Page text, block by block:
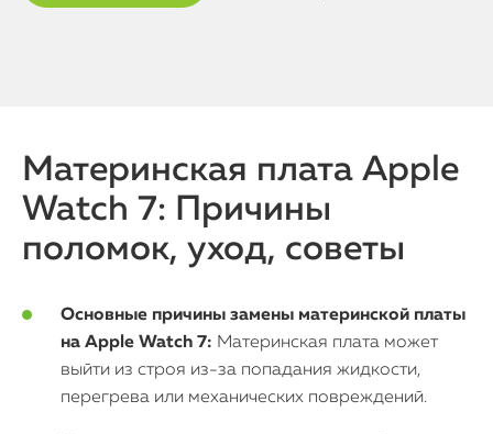
Материнская плата Apple
Watch 7: Причины
поломок, уход, советы
Основные причины замены материнской платы
на Apple Watch 7: Материнская плата может
выйти из строя из-за попадания жидкости,
перегрева или механических повреждений.